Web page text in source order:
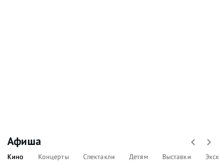
Афиша
Кино Концерты Спектакли Детям Выставки